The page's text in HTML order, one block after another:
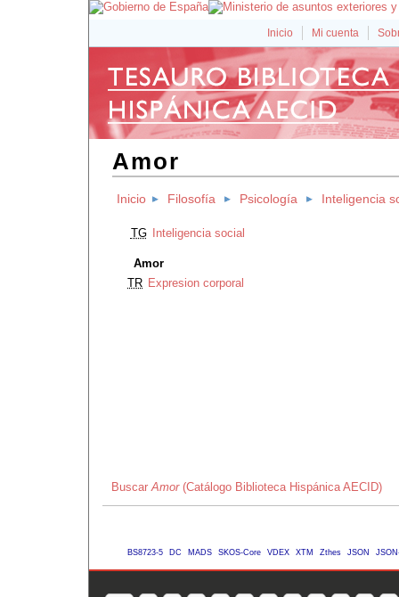
Inicio Mi cuenta
Amor
Inicio Filosofía Psicología Inteligencia
TG Inteligencia social
Amor
TR Expresion corporal
BuscarAmor(Catálogo Biblioteca Hispánica AECID)
BS8723-5 DC MADS SKOS-Core VDEX XTM Zthes JSON